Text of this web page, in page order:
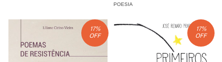
POESIA
17%
OFF
17%
OFF